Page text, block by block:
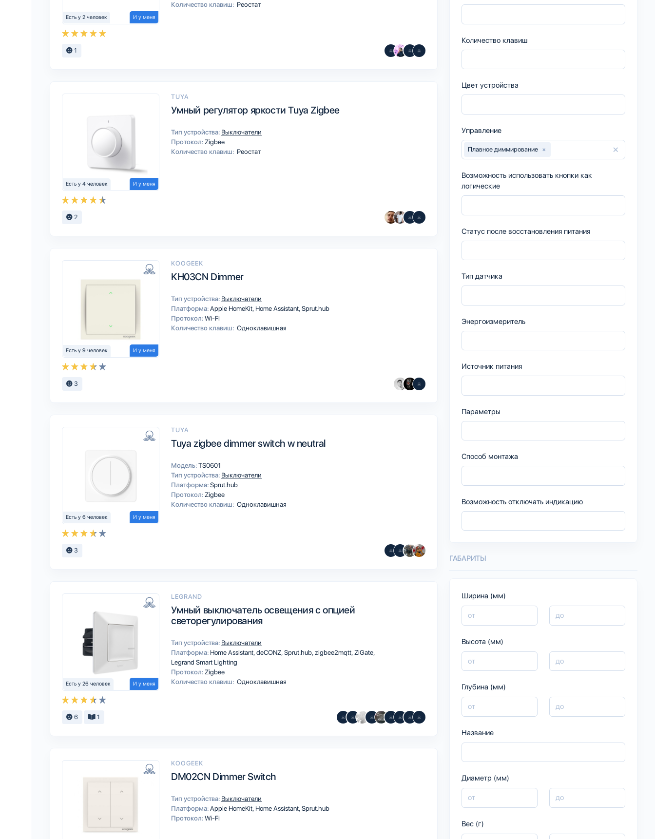
Есть у 2 человек И у меня
Количество клавиш: Реостат
1
Есть у 4 человек И у меня
TUYA
Умный регулятор яркости Tuya Zigbee
Тип устройства: Выключатели
Протокол: Zigbee
Количество клавиш: Реостат
2
Есть у 9 человек И у меня
KOOGEEK
KH03CN Dimmer
Тип устройства: Выключатели
Платформа:Apple HomeKit Home AssistantSprut.hub
Протокол:Wi-Fi
Количество клавиш: Одноклавишная
3
Есть у 6 человек И у меня
TUYA
Tuya zigbee dimmer switch w neutral
Модель:TS0601
Тип устройства: Выключатели
Платформа:Sprut.hub
Протокол: Zigbee
Количество клавиш: Одноклавишная
3
Есть у 26 человек И у меня
LEGRAND
Умный выключатель освещения с опцией
светорегулирования
Тип устройства: Выключатели
Платформа: Home AssistantdeCONZSprut.hubzigbee2mqtt ZiGate
Legrand Smart Lighting
Протокол: Zigbee
Количество клавиш: Одноклавишная
6 1
KOOGEEK
DM02CN Dimmer Switch
Тип устройства: Выключатели
Платформа:Apple HomeKit Home AssistantSprut.hub
Протокол:Wi-Fi
Количество клавиш
Цвет устройства
Управление
×
×
Плавное диммирование
Возможность использовать кнопки как
логические
Статус после восстановления питания
Тип датчика
Энергоизмеритель
Источник питания
Параметры
Способ монтажа
Возможность отключать индикацию
ГАБАРИТЫ
Ширина (мм)
Высота (мм)
Глубина (мм)
Название
Диаметр (мм)
Вес (г)